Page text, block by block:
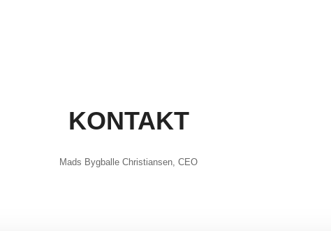
KONTAKT
Mads Bygballe Christiansen, CEO